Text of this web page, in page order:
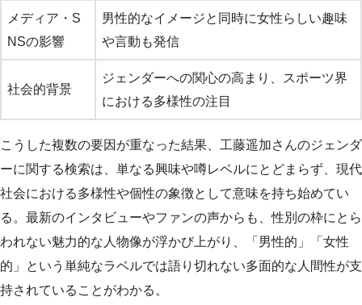
メディア・S
NSの影響
男性的なイメージと同時に女性らしい趣味
や言動も発信
社会的背景
ジェンダーへの関心の高まり、スポーツ界
における多様性の注目
こうした複数の要因が重なった結果、工藤遥加さんのジェンダ
ーに関する検索は、単なる興味や噂レベルにとどまらず、現代
社会における多様性や個性の象徴として意味を持ち始めてい
る。最新のインタビューやファンの声からも、性別の枠にとら
われない魅力的な人物像が浮かび上がり、「男性的」「女性
的」という単純なラベルでは語り切れない多面的な人間性が支
持されていることがわかる。